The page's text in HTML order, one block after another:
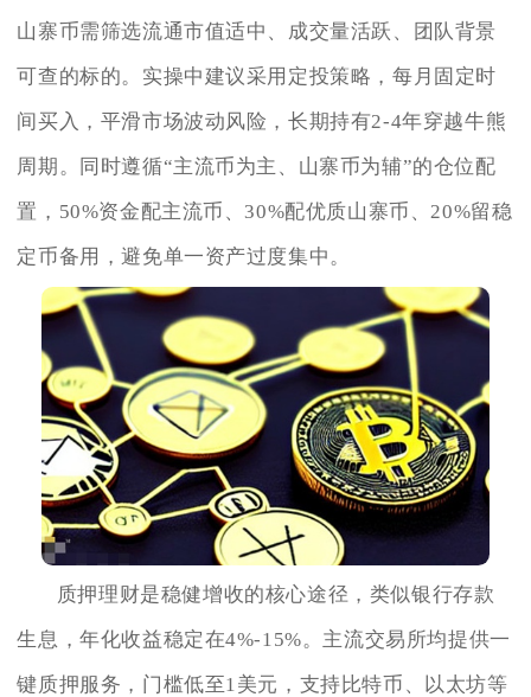
山寨币需筛选流通市值适中、成交量活跃、团队背景
可查的标的。实操中建议采用定投策略，每月固定时
间买入，平滑市场波动风险，长期持有2-4年穿越牛熊
周期。同时遵循“主流币为主、山寨币为辅”的仓位配
置，50%资金配主流币、30%配优质山寨币、20%留稳
定币备用，避免单一资产过度集中。
质押理财是稳健增收的核心途径，类似银行存款
生息，年化收益稳定在4%-15%。主流交易所均提供一
键质押服务，门槛低至1美元，支持比特币、以太坊等